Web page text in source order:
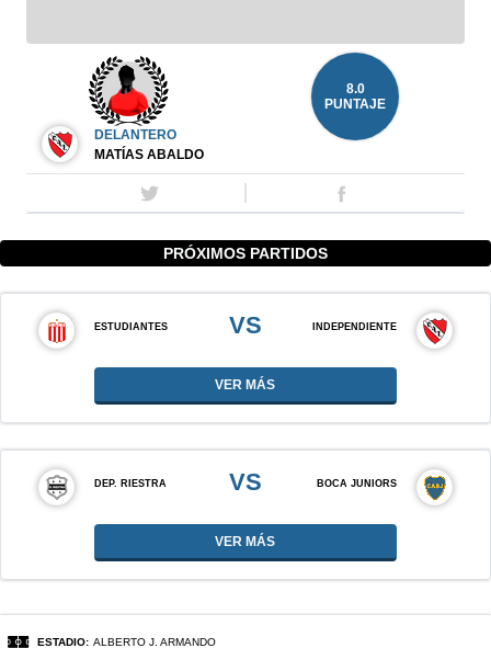
DELANTERO
MATÍAS ABALDO
8.0
PUNTAJE
PRÓXIMOS PARTIDOS
ESTUDIANTES VS INDEPENDIENTE
VER MÁS
DEP. RIESTRA VS BOCA JUNIORS
VER MÁS
ESTADIO: ALBERTO J. ARMANDO